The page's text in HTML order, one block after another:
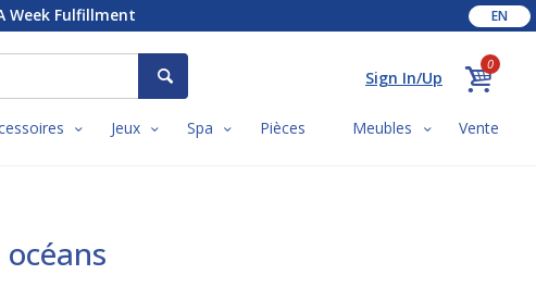
Week Fulfillment EN
Sign In/Up
0
Jeux Spa Pièces Meubles Vente